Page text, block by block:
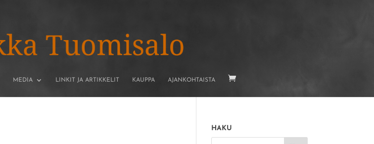
MEDIA LINKIT JA ARTIKKELIT KAUPPA AJANKOHTAISTA
HAKU